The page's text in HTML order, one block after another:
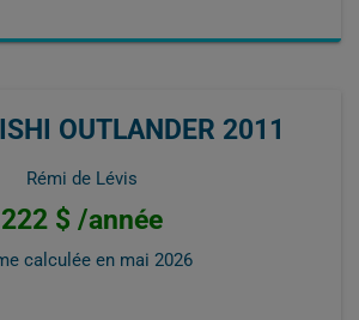
OUTLANDER 2011
Rémi de Lévis
222 $ /année
calculée en mai 2026